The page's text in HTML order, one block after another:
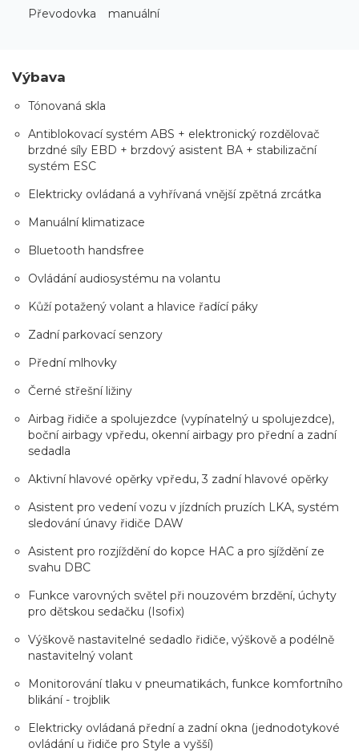
Převodovka manuální
Výbava
Tónovaná skla
Antiblokovací systém ABS + elektronický rozdělovač
brzdné síly EBD + brzdový asistent BA + stabilizační
systém ESC
Elektricky ovládaná a vyhřívaná vnější zpětná zrcátka
Manuální klimatizace
Bluetooth handsfree
Ovládání audiosystému na volantu
Kůží potažený volant a hlavice řadící páky
Zadní parkovací senzory
Přední mlhovky
Černé střešní ližiny
Airbag řidiče a spolujezdce (vypínatelný u spolujezdce),
boční airbagy vpředu, okenní airbagy pro přední a zadní
sedadla
Aktivní hlavové opěrky vpředu, 3 zadní hlavové opěrky
Asistent pro vedení vozu v jízdních pruzích LKA, systém
sledování únavy řidiče DAW
Asistent pro rozjíždění do kopce HAC a pro sjíždění ze
svahu DBC
Funkce varovných světel při nouzovém brzdění, úchyty
pro dětskou sedačku (Isofix)
Výškově nastavitelné sedadlo řidiče, výškově a podélně
nastavitelný volant
Monitorování tlaku v pneumatikách, funkce komfortního
blikání - trojblik
Elektricky ovládaná přední a zadní okna (jednodotykové
ovládání u řidiče pro Style a vyšší)